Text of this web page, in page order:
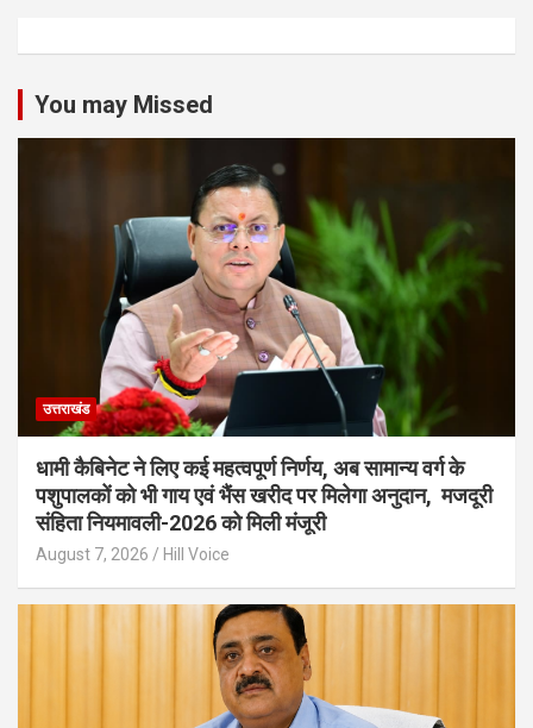
You may Missed
उत्तराखंड
धामी कैबिनेट ने लिए कई महत्वपूर्ण निर्णय, अब सामान्य वर्ग के
पशुपालकों को भी गाय एवं भैंस खरीद पर मिलेगा अनुदान, मजदूरी
संहिता नियमावली-2026 को मिली मंजूरी
August 7, 2026 Hill Voice